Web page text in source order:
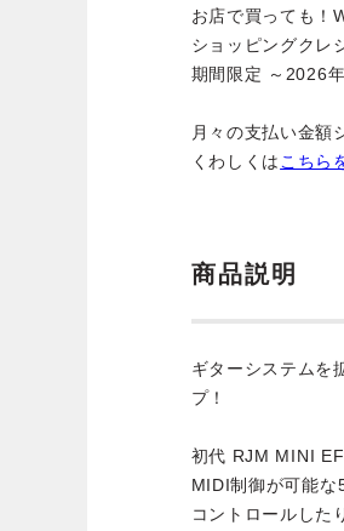
お店で買っても！
ショッピングクレ
期間限定 ～2026
月々の支払い金額
くわしくは こちら
商品説明
ギターシステムを
プ！
初代 RJM MINI
MIDI制御が可能な
コントロールした